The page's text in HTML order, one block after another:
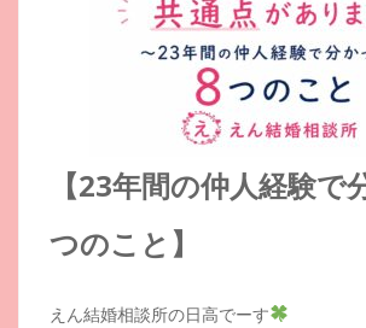
【23年間の仲人経験で
つのこと】
えん結婚相談所の日高でーす